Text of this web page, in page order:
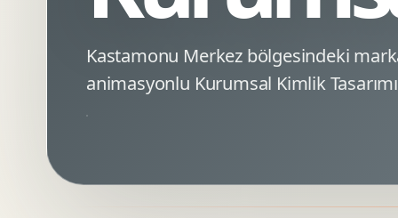
Minimal Logo Tasarimi
Amblem Tasarimi
Logo Revizyonu
Tipografik Logo Tasarimi
Startup Logo Tasarimi
Google Ads Reklam Tasarimi
Kampanya Stratejisi
Performans Reklam Kreatifleri
Kastamonu Merkez bölgesindeki
animasyonlu Kurumsal Kimlik